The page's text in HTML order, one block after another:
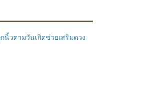
นิ้วตามวันเกิดช่วยเสริมดวง